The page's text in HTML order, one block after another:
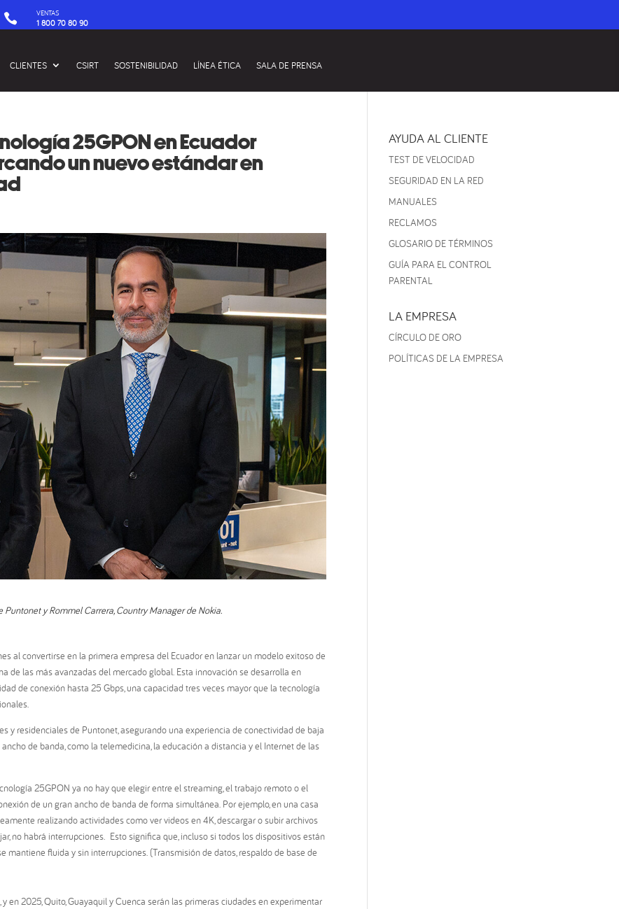
 VENTAS
1 800 70 80 90
CLIENTES CSIRT SOSTENIBILIDAD LÍNEA ÉTICA SALA DE PRENSA
25GPON en Ecuador
un nuevo estándar en
Puntonet y Rommel Carrera, Country Manager de Nokia.
al convertirse en la primera empresa del Ecuador en lanzar un modelo exitoso de
de las más avanzadas del mercado global. Esta innovación se desarrolla en
de conexión hasta 25 Gbps, una capacidad tres veces mayor que la tecnología
y residenciales de Puntonet, asegurando una experiencia de conectividad de baja
de banda, como la telemedicina, la educación a distancia y el Internet de las
25GPON ya no hay que elegir entre el streaming, el trabajo remoto o el
de un gran ancho de banda de forma simultánea. Por ejemplo, en una casa
realizando actividades como ver videos en 4K, descargar o subir archivos
no habrá interrupciones. Esto significa que, incluso si todos los dispositivos están
mantiene fluida y sin interrupciones. (Transmisión de datos, respaldo de base de
en 2025, Quito, Guayaquil y Cuenca serán las primeras ciudades en experimentar
AYUDA AL CLIENTE
TEST DE VELOCIDAD
SEGURIDAD EN LA RED
MANUALES
RECLAMOS
GLOSARIO DE TÉRMINOS
GUÍA PARA EL CONTROL
PARENTAL
LA EMPRESA
CÍRCULO DE ORO
POLÍTICAS DE LA EMPRESA